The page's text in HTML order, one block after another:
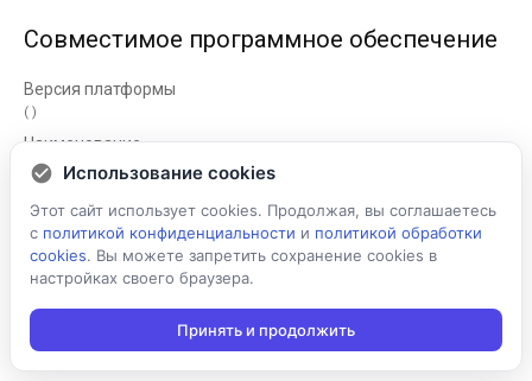
Совместимое программное обеспечение
( )
«Любая поддерживаемая учетная система»
Подробнее о
программном продукте
Использование cookies
Этот сайт использует cookies. Продолжая, вы соглашаетесь
с политикой конфиденциальности и политикой обработки
cookies. Вы можете запретить сохранение cookies в
настройках своего браузера.
Принять и продолжить